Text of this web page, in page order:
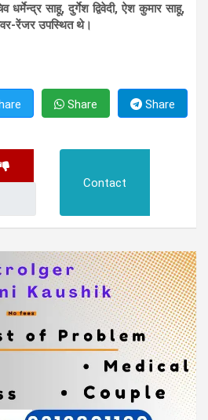
साहू, दुर्गेश द्विवेदी, ऐश कुमार साहू,
रेंजर उपस्थित थे।
Share Share
Contact